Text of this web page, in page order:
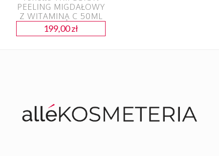
PEELING MIGDAŁOWY
Z WITAMINĄ C 50ML
199,00zł